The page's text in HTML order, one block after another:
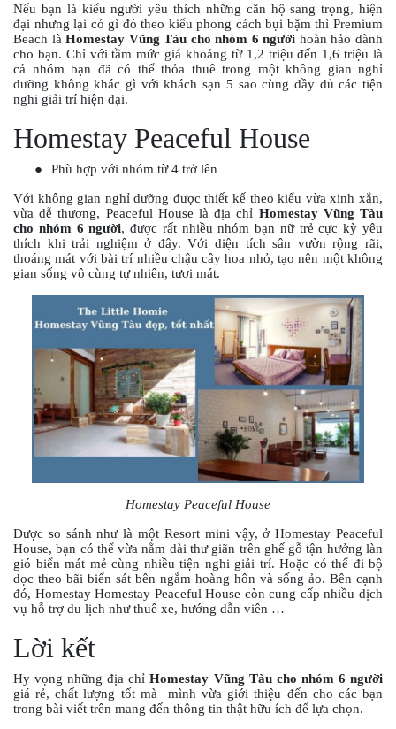
Nếu bạn là kiểu người yêu thích những căn hộ sang trọng, hiện
đại nhưng lại có gì đó theo kiểu phong cách bụi bặm thì Premium
Beach làHomestay Vũng Tàu cho nhóm 6 người hoàn hảo dành
cho bạn. Chỉ với tầm mức giá khoảng từ 1,2 triệu đến 1,6 triệu là
cả nhóm bạn đã có thể thỏa thuê trong một không gian nghỉ
dưỡng không khác gì với khách sạn 5 sao cùng đầy đủ các tiện
nghi giải trí hiện đại.
Homestay Peaceful House
● Phù hợp với nhóm từ 4 trở lên
Với không gian nghỉ dưỡng được thiết kế theo kiểu vừa xinh xắn,
vừa dễ thương, Peaceful House là địa chỉ Homestay Vũng Tàu
cho nhóm 6 người, được rất nhiều nhóm bạn nữ trẻ cực kỳ yêu
thích khi trải nghiệm ở đây. Với diện tích sân vườn rộng rãi,
thoáng mát với bài trí nhiều chậu cây hoa nhỏ, tạo nên một không
gian sống vô cùng tự nhiên, tươi mát.
Homestay Peaceful House
Được so sánh như là một Resort mini vậy, ở Homestay Peaceful
House, bạn có thể vừa nằm dài thư giãn trên ghế gỗ tận hưởng làn
gió biển mát mẻ cùng nhiều tiện nghi giải trí. Hoặc có thể đi bộ
dọc theo bãi biển sát bên ngắm hoàng hôn và sống ảo. Bên cạnh
đó, Homestay Homestay Peaceful House còn cung cấp nhiều dịch
vụ hỗ trợ du lịch như thuê xe, hướng dẫn viên …
Lời kết
Hy vọng những địa chỉHomestay Vũng Tàu cho nhóm 6 người
giá rẻ, chất lượng tốt mà mình vừa giới thiệu đến cho các bạn
trong bài viết trên mang đến thông tin thật hữu ích để lựa chọn.